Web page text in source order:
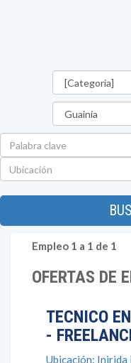
Empleo 1 a 1 de 1
OFERTAS DE
TECNICO
-
Ubicación: Inirida